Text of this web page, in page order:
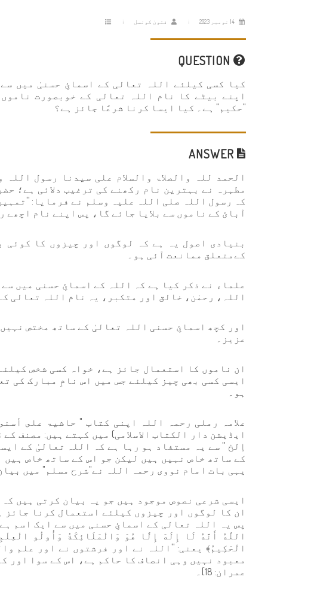
فتویٰ کونسل
کیا کسی کیلئے اللہ تعالی کے اسمائِ حسنیٰ میں
اپنے بیٹے کا نام اللہ تعالی کے خوبصورت
"حکیم" ہے۔ کیا ایسا کرنا شرعًا جائز ہے؟
الحمد للہ والصلاۃ والسلام علی سیدنا رسول
مطہرہ نے بہترین نام رکھنے کی ترغیب دلائی ہے؛
کہ رسول اللہ صلی اللہ علیہ وسلم نے فرمایا:
آبائ کے ناموں سے بلایا جائے گا، پس اپنے نام
بنیادی اصول یہ ہے کہ لوگوں اور چیزوں کا
کےمتعلق ممانعت آئی ہو۔
علماء نے ذکر کیا ہے کہ اللہ کے اسمائِ حسنی میں
اللہ، رحمٰن، خالق اور متکبر، یہ نام اللہ تعالی
اور کچھ اسمائِ حسنی اللہ تعالیٰ کے ساتھ مختص
عزیز۔
ان ناموں کا استعمال جائز ہے، خواہ کسی شخص
ایسی کسی بھی چیز کیلئے جس میں اس نامِ مبارک کی
ہو۔
ایڈیشن دار الکتاب الاسلامی) میں کہتے ہیں: مصنف
إلخ '' سے یہ مستفاد ہو رہا ہے کہ اللہ تعالیٰ کے
کے ساتھ خاص نہیں ہیں لیکن جو اس کے ساتھ خاص
یہی بات امام نووی رحمہ اللہ نے"شرح مسلم" میں
ایسی شرعی نصوص موجود ہیں جو یہ بیان کرتی ہیں
ان کا لوگوں اور چیزوں کیلئے استعمال کرنا
پس یہ اللہ تعالی کے اسمائِ حسنی میں سے ایک اسم
اللَّهُ أَنَّهُ لَا إِلَهَ إِلَّا هُوَ وَالْمَلَائِكَةُ وَأُولُو
الْحَكِيمُ﴾ یعنی: ''اللہ نے اور فرشتوں نے اور علم
معبود نہیں وہی انصاف کا حاکم ہے، اس کے سوا اور
عمران: 18]۔